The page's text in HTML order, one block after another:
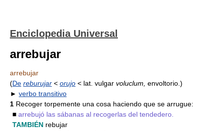
Enciclopedia Universal
arrebujar
arrebujar
(De reburujar < orujo < lat. vulgar voluclum, envoltorio.)
► verbo transitivo
1 Recoger torpemente una cosa haciendo que se arrugue:
■ arrebujó las sábanas al recogerlas del tendedero.
TAMBIÉN rebujar